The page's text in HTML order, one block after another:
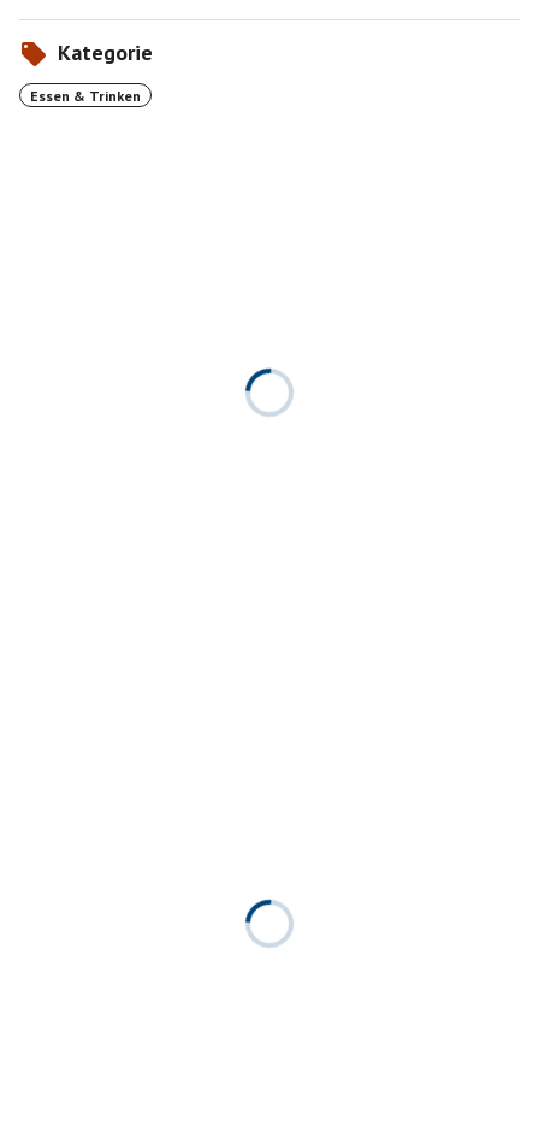
Kategorie
Essen & Trinken